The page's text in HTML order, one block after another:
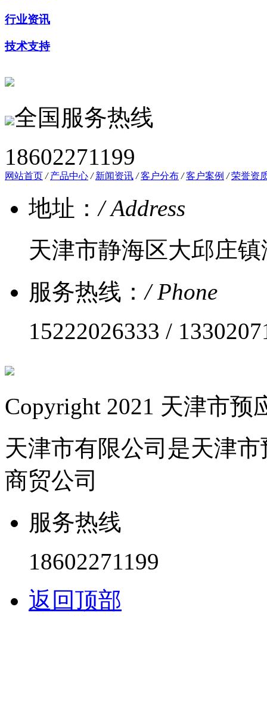
行业资讯
技术支持
全国服务热线
18602271199
网站首页 / 产品中心 / 新闻资讯 / 客户分布 / 客户案例 / 荣誉资
地址：/ Address
天津市静海区大邱庄
服务热线：/ Phone
15222026333 /
Copyright 2021 天津市
天津市有限公司是天津
商贸公司
服务热线
18602271199
返回顶部